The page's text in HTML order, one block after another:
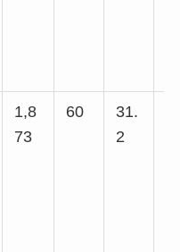
1,8
73
60
31.
2